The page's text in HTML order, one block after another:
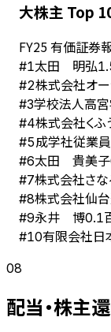
大株主 Top
FY25 有価証券
#1太田 明弘
#2株式会社オー
#3学校法人高
#4株式会社くふ
#5成学社従業
#6太田 貴美子
#7株式会社さな
#8株式会社仙
#9永井 博0.1
#10有限会社日
08
配当・株主